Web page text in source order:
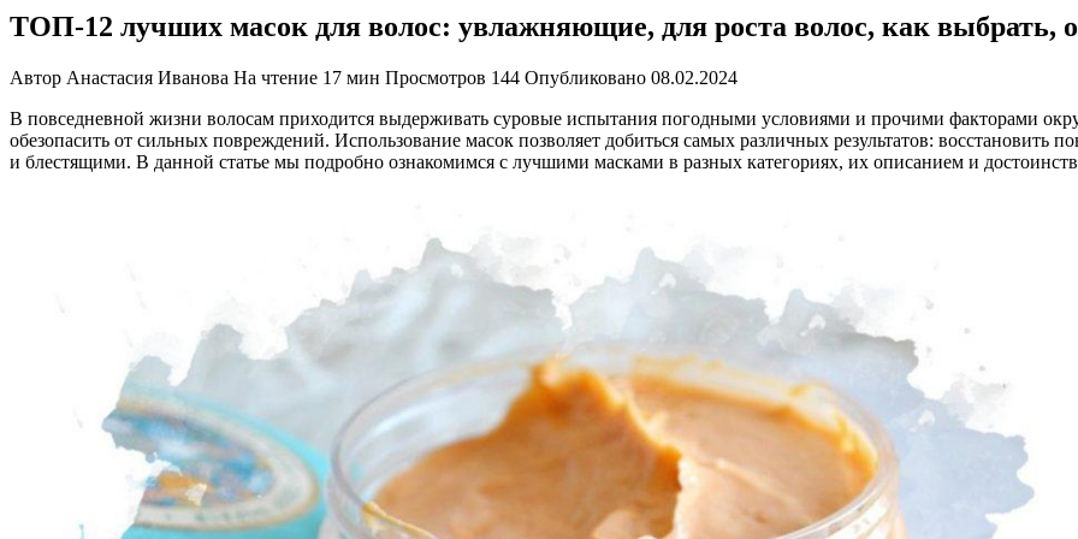
ТОП-12 лучших масок для волос: увлажняющие, для роста волос, как выбрать,
Автор Анастасия Иванова На чтение 17 мин Просмотров 144 Опубликовано 08.02.2024
В повседневной жизни волосам приходится выдерживать суровые испытания погодными условиями и прочими факторами
обезопасить от сильных повреждений. Использование масок позволяет добиться самых различных результатов: восстановить
и блестящими. В данной статье мы подробно ознакомимся с лучшими масками в разных категориях, их описанием и